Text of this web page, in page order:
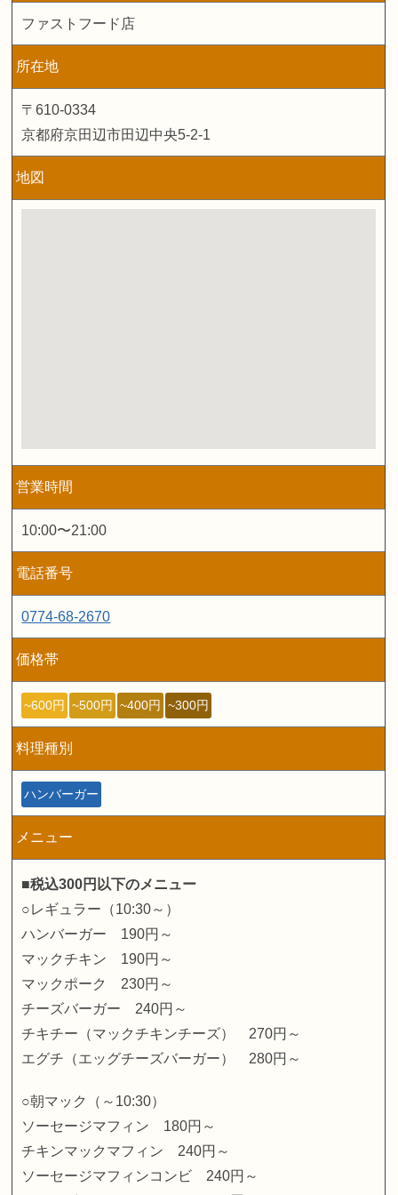
ファストフード店
所在地
〒610-0334
京都府京田辺市田辺中央5-2-1
地図
営業時間
10:00〜21:00
電話番号
0774-68-2670
価格帯
~600円 ~500円 ~400円 ~300円
料理種別
ハンバーガー
メニュー
■税込300円以下のメニュー
○レギュラー（10:30～）
ハンバーガー 190円～
マックチキン 190円～
マックポーク 230円～
チーズバーガー 240円～
チキチー（マックチキンチーズ） 270円～
エグチ（エッグチーズバーガー） 280円～
○朝マック（～10:30）
ソーセージマフィン 180円～
チキンマックマフィン 240円～
ソーセージマフィンコンビ 240円～